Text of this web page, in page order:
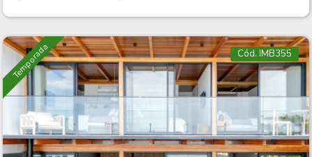
Temporada Cód. IMB355